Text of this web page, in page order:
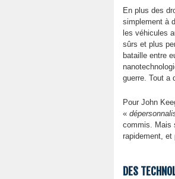
En plus des
simplement à
les véhicules
sûrs et plus
bataille entre
guerre. Tout a
Pour John
«
commis. Mais
rapidement,
DES